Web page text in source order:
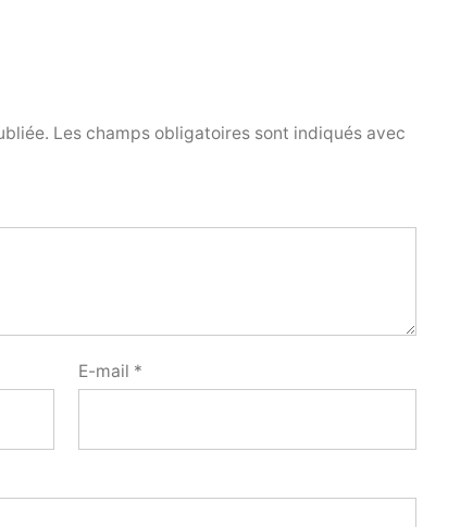
Les champs obligatoires sont indiqués avec
E-mail *